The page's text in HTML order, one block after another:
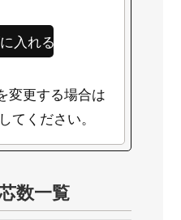
変更する場合は
てください。
数一覧